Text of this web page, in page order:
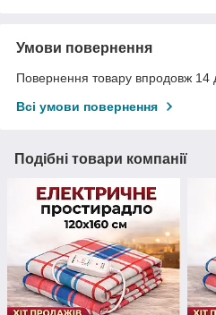
Умови повернення
Повернення товару впродовж 14
Всі умови повернення
Подібні товари компанії